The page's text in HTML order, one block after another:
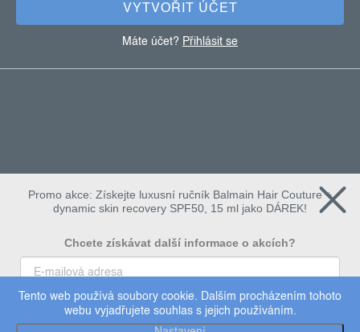
Tento web používá soubory cookie. Dalším procházením tohoto
webu vyjadřujete souhlas s jejich používáním.
VYTVOŘIT ÚČET
Máte účet? Přihlásit se
Copyright 2026Dermalogica. Všechna práva vyhrazena.
Promo akce: Získejte luxusní ručník Balmain Hair Couture +
dynamic skin recovery SPF50, 15 ml jako DÁREK!
Chcete získávat další informace o akcích?
To chci